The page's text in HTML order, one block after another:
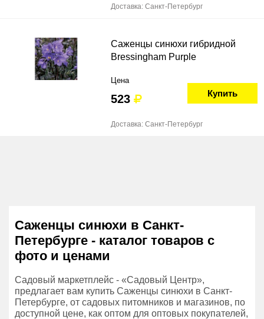
Доставка: Санкт-Петербург
Саженцы синюхи гибридной
Bressingham Purple
Цена
523 Купить
Доставка: Санкт-Петербург
Саженцы синюхи в Санкт-
Петербурге - каталог товаров с
фото и ценами
Садовый маркетплейс - «Садовый Центр»,
предлагает вам купить Саженцы синюхи в Санкт-
Петербурге, от садовых питомников и магазинов, по
доступной цене, как оптом для оптовых покупателей,